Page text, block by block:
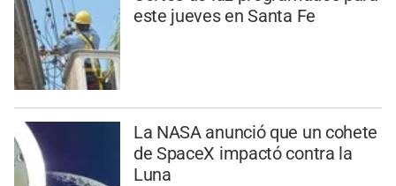
este jueves en Santa Fe
La NASA anunció que un cohete
de SpaceX impactó contra la
Luna